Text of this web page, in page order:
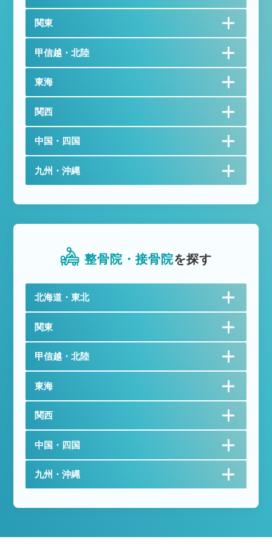
関東
甲信越・北陸
東海
関西
中国・四国
九州・沖縄
整骨院・接骨院を探す
北海道・東北
関東
甲信越・北陸
東海
関西
中国・四国
九州・沖縄